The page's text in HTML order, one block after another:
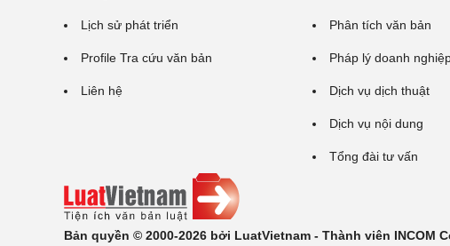
Lịch sử phát triển
Profile Tra cứu văn bản
Liên hệ
Phân tích văn bản
Pháp lý doanh
Dịch vụ dịch thuật
Dịch vụ nội dung
Tổng đài tư vấn
Bản quyền © 2000-2026 bởi LuatVietnam - Thành viên INCOM